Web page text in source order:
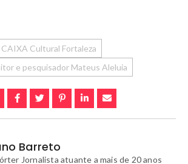
CAIXA Cultural Fortaleza
e pesquisador Mateus Aleluia
Barreto
Jornalista atuante a mais de 20 anos